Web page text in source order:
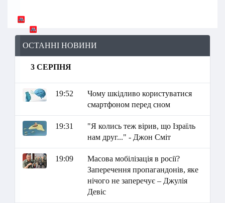
ОСТАННІ НОВИНИ
3 СЕРПНЯ
19:52
Чому шкідливо користуватися
смартфоном перед сном
19:31
"Я колись теж вірив, що Ізраїль
нам друг..." - Джон Сміт
19:09
Масова мобілізація в росії?
Заперечення пропагандонів, яке
нічого не заперечує – Джулія
Девіс